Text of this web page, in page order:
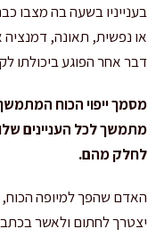
בענייניו בשעה בה מצבו
או נפשית, תאונה, דמנציה
דבר אחר הפוגע ביכולתו
מסמך ייפוי הכוח
מתמשך לכל העניינים
לחלק מהם.
האדם שהפך למיופה
יצטרך לחתום ולאשר בכתב